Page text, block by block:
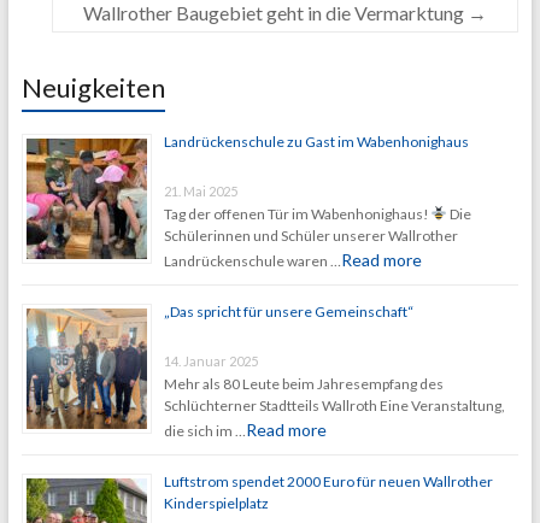
Wallrother Baugebiet geht in die Vermarktung →
Neuigkeiten
Landrückenschule zu Gast im Wabenhonighaus
21. Mai 2025
Tag der offenen Tür im Wabenhonighaus!
Die
Schülerinnen und Schüler unserer Wallrother
Landrückenschule waren …Read more
„Das spricht für unsere Gemeinschaft“
14. Januar 2025
Mehr als 80 Leute beim Jahresempfang des
Schlüchterner Stadtteils Wallroth Eine Veranstaltung,
die sich im …Read more
Luftstrom spendet 2000 Euro für neuen Wallrother
Kinderspielplatz